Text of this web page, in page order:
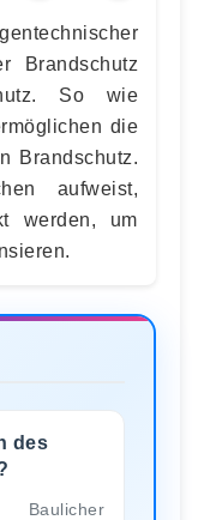
Brandschutz
So wie
die
Brandschutz.
aufweist,
werden, um
des